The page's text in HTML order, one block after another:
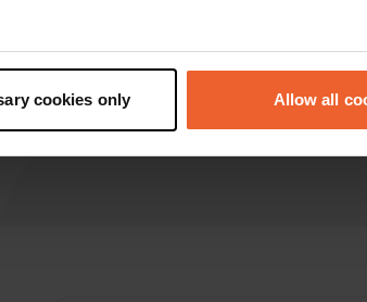
can be accurate to within several meters
set your preferences in the
cookies only Allow all